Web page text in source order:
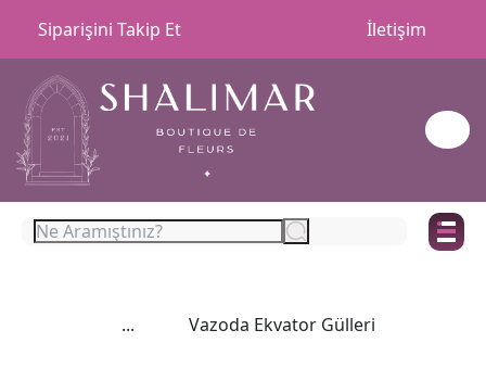
Siparişini Takip Et İletişim
... Vazoda Ekvator Gülleri